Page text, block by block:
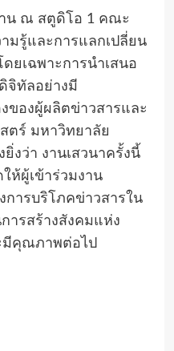
น ณ สตูดิโอ 1 คณะ
มรู้และการแลกเปลี่ยน
ยเฉพาะการนำเสนอ
จิทัลอย่างมี
องผู้ผลิตข่าวสารและ
ตร์ มหาวิทยาลัย
งว่า งานเสวนาครั้งนี้
ห้ผู้เข้าร่วมงาน
ารบริโภคข่าวสารใน
ารสร้างสังคมแห่ง
มีคุณภาพต่อไป